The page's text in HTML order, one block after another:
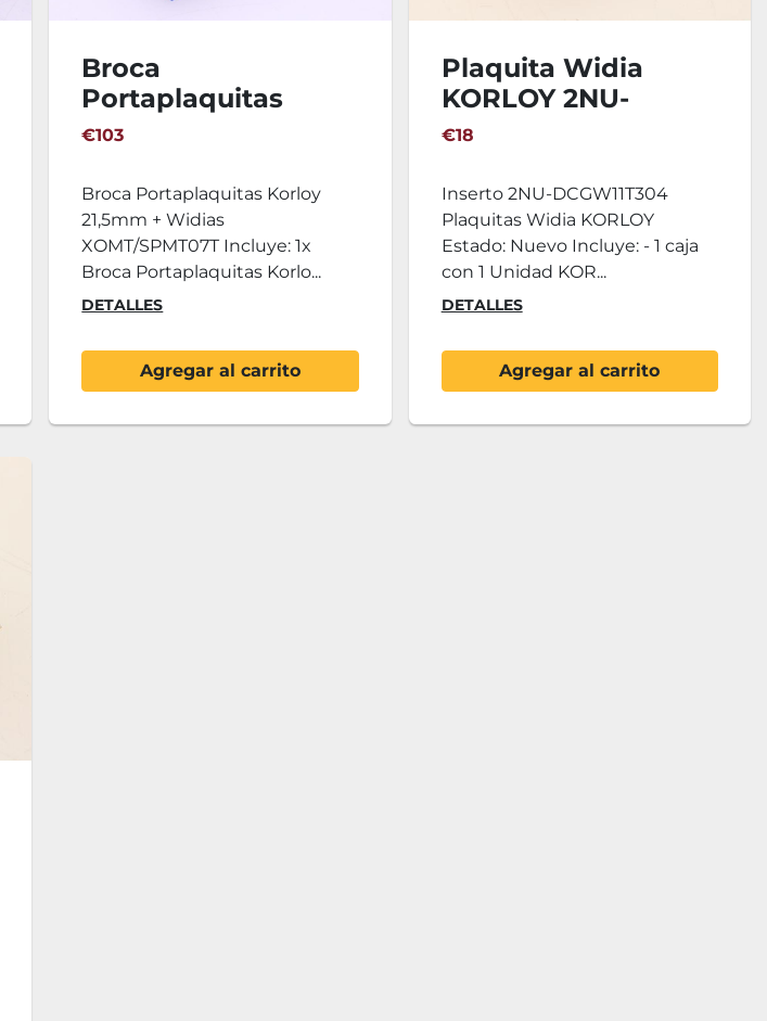
Broca
Portaplaquitas
Korloy 21,5mm +
XOMT/SPMT07T
€103
Broca Portaplaquitas Korloy
21,5mm + Widias
XOMT/SPMT07T Incluye: 1x
Broca Portaplaquitas Korlo...
DETALLES
Agregar al carrito
Plaquita Widia
KORLOY 2NU-
DCGW11T304
€18
Inserto 2NU-DCGW11T304
Plaquitas Widia KORLOY
Estado: Nuevo Incluye: - 1 caja
con 1 Unidad KOR...
DETALLES
Agregar al carrito